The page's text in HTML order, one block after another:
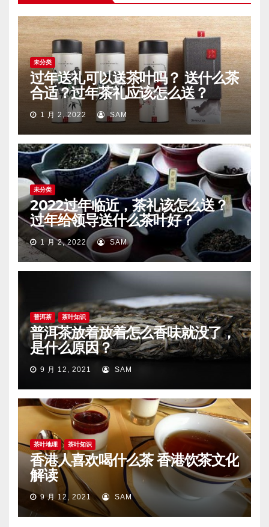
未分类
过年送礼可以送茶叶吗？ 送什么茶
合适？过年茶礼应该怎么送？
1 月 2, 2022 SAM
未分类
2022过年临近，茶礼该怎么送？
过年给领导送什么茶叶好？
1 月 2, 2022 SAM
普洱茶 茶叶知识
普洱茶放着放着怎么香味就没了，
是什么原因？
9 月 12, 2021 SAM
茶叶地理 茶叶知识
香港人喜欢喝什么茶 香港饮茶文化
解读
9 月 12, 2021 SAM